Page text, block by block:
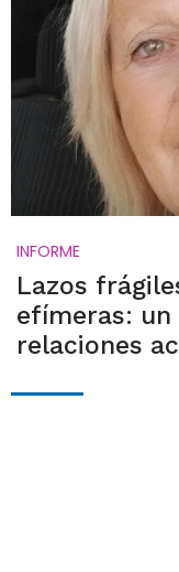
INFORME
Lazos
efímeras: un
relaciones